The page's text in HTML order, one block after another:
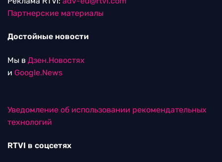
Партнерские материалы
Достойные новости
Мы в Дзен.Новостях
и Google.News
Уведомление об использовании рекомендательных
технологий
RTVI в соцсетях